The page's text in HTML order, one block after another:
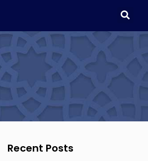
Recent Posts